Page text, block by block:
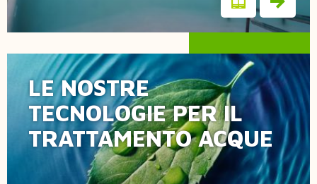
LE NOSTRE
TECNOLOGIE PER IL
TRATTAMENTO ACQUE
Tutte le linee